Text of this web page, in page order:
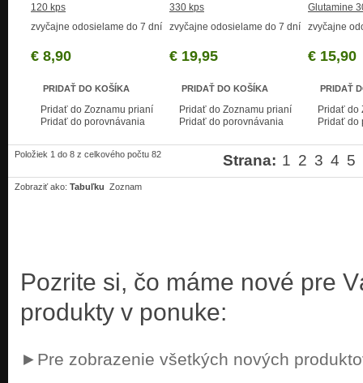
120 kps
zvyčajne odosielame do 7 dní
€ 8,90
PRIDAŤ DO KOŠÍKA
Pridať do Zoznamu prianí
Pridať do porovnávania
330 kps
zvyčajne odosielame do 7 dní
€ 19,95
PRIDAŤ DO KOŠÍKA
Pridať do Zoznamu prianí
Pridať do porovnávania
Glutamine
zvyčajne
€ 15,90
PRIDAŤ
Pridať do
Pridať do
Položiek 1 do 8 z celkového počtu 82 Strana: 1 2 3 4 5
Zobraziť ako: Tabuľku Zoznam
Pozrite si, čo máme nové pre
produkty v ponuke:
►Pre zobrazenie všetkých nových